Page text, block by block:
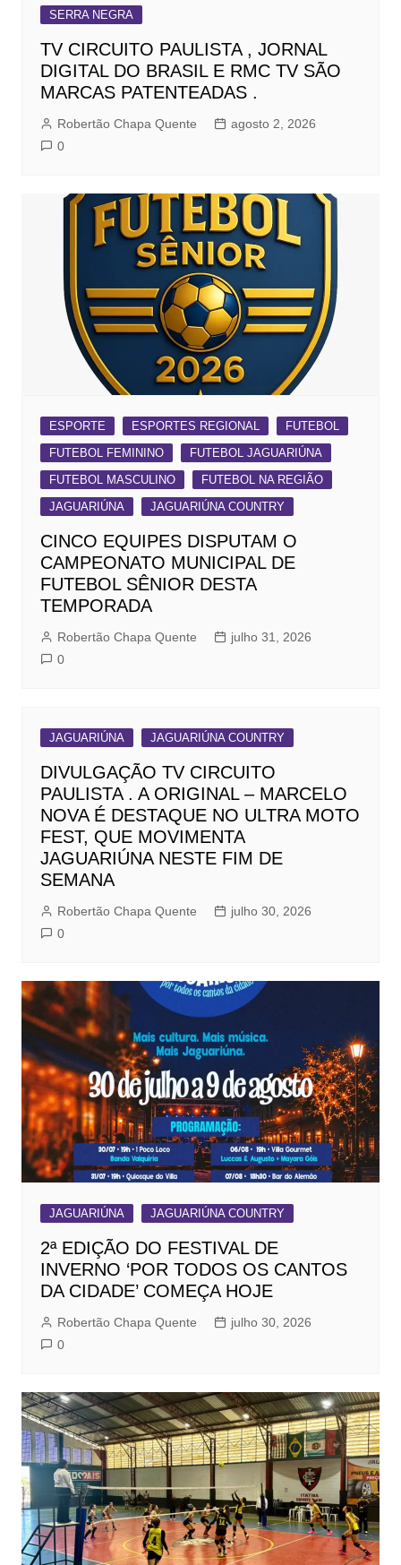
SERRA NEGRA
TV CIRCUITO PAULISTA , JORNAL
DIGITAL DO BRASIL E RMC TV SÃO
MARCAS PATENTEADAS .
Robertão Chapa Quente
agosto 2, 2026
0
ESPORTE ESPORTES REGIONAL
FUTEBOL
FUTEBOL FEMININO
FUTEBOL JAGUARIÚNA
FUTEBOL MASCULINO
FUTEBOL NA REGIÃO
JAGUARIÚNA
JAGUARIÚNA COUNTRY
CINCO EQUIPES DISPUTAM O
CAMPEONATO MUNICIPAL DE
FUTEBOL SÊNIOR DESTA
TEMPORADA
Robertão Chapa Quente
julho 31, 2026
0
JAGUARIÚNA JAGUARIÚNA COUNTRY
DIVULGAÇÃO TV CIRCUITO
PAULISTA . A ORIGINAL – MARCELO
NOVA É DESTAQUE NO ULTRA MOTO
FEST, QUE MOVIMENTA
JAGUARIÚNA NESTE FIM DE
SEMANA
Robertão Chapa Quente
julho 30, 2026
0
JAGUARIÚNA JAGUARIÚNA COUNTRY
2ª EDIÇÃO DO FESTIVAL DE
INVERNO ‘POR TODOS OS CANTOS
DA CIDADE’ COMEÇA HOJE
Robertão Chapa Quente
julho 30, 2026
0